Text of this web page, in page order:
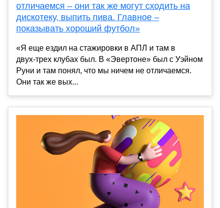
отличаемся – они так же могут сходить на
дискотеку, выпить пива. Главное –
показывать хороший футбол»
«Я еще ездил на стажировки в АПЛ и там в
двух‑трех клубах был. В «Эвертоне» был с Уэйном
Руни и там понял, что мы ничем не отличаемся.
Они так же вых...